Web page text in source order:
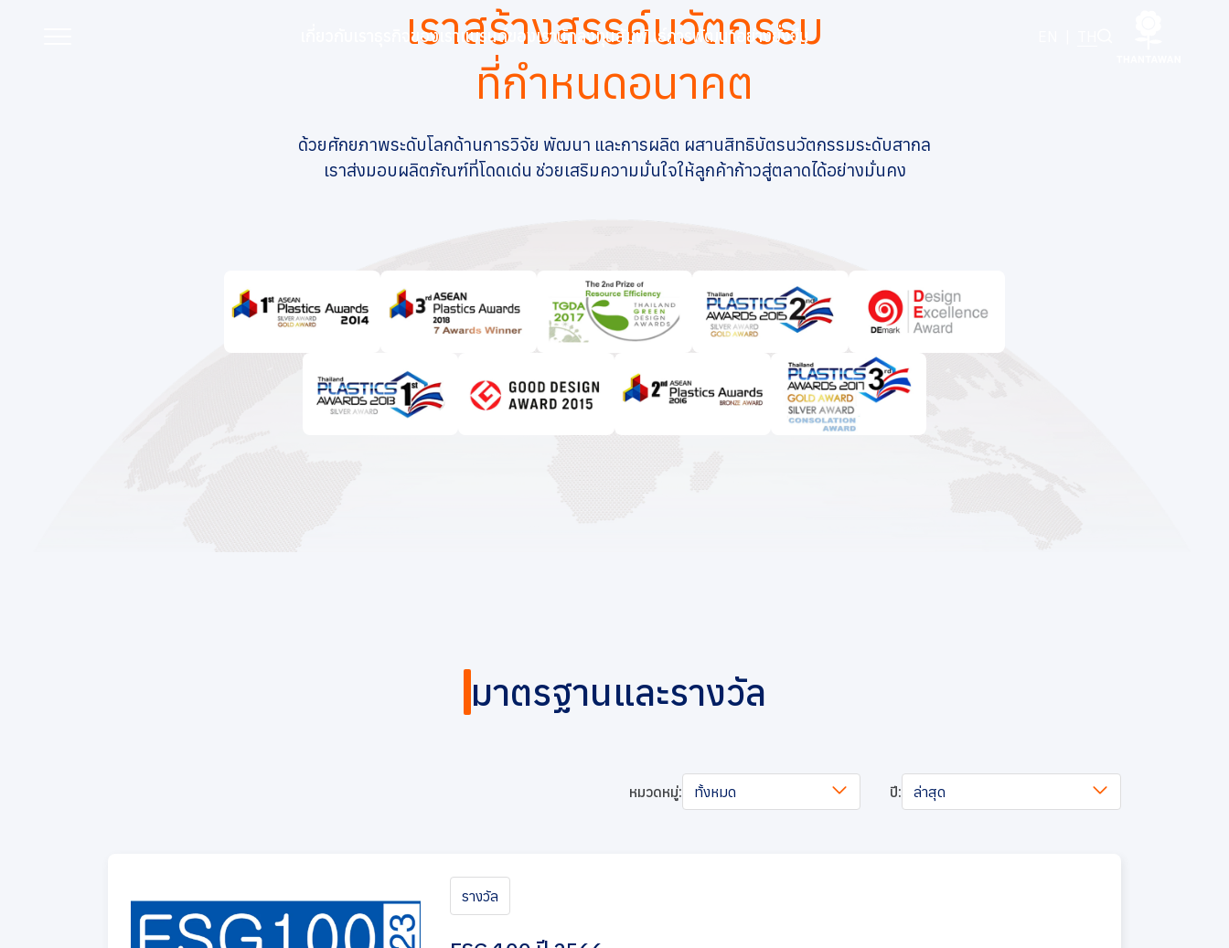
ธุรกิจของเรา แบรนด์ของเรา นักลงทุนสัมพันธ์การพัฒนาอย่างยั่งยืน
รางวัลแห่งความสำเร็จ
เราสร้างสรรค์นวัตกรรม
ที่กำหนดอนาคต
ด้วยศักยภาพระดับโลกด้านการวิจัย พัฒนา และการผลิต ผสานสิทธิบัตรนวัตกรรมระดับสากล
เราส่งมอบผลิตภัณฑ์ที่โดดเด่น ช่วยเสริมความมั่นใจให้ลูกค้าก้าวสู่ตลาดได้อย่างมั่นคง
มาตรฐานและรางวัล
หมวดหมู่: ทั้งหมด ปี: ล่าสุด
รางวัล